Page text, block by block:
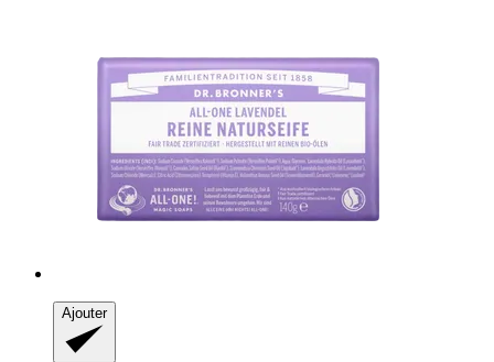
Ajouter